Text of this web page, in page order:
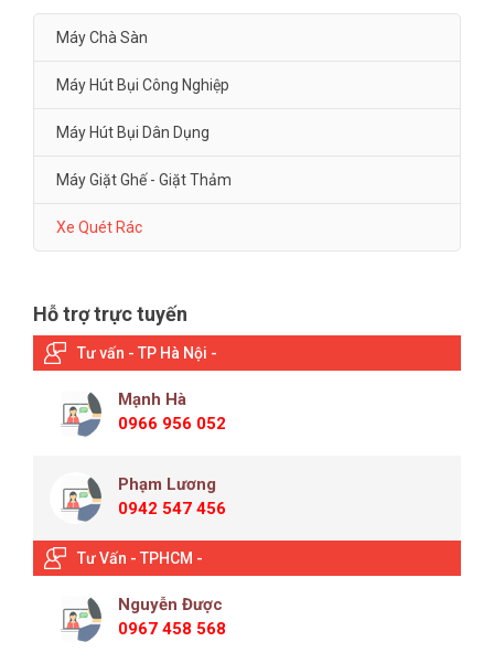
Máy Chà Sàn
Máy Hút Bụi Công Nghiệp
Máy Hút Bụi Dân Dụng
Máy Giặt Ghế - Giặt Thảm
Xe Quét Rác
Hỗ trợ trực tuyến
Tư vấn - TP Hà Nội -
Mạnh Hà
0966 956 052
Phạm Lương
0942 547 456
Tư Vấn - TPHCM -
Nguyễn Được
0967 458 568